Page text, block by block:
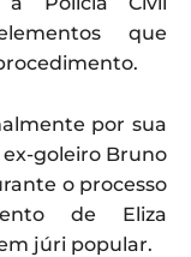
que
por sua
goleiro Bruno
o processo
de Eliza
júri popular.